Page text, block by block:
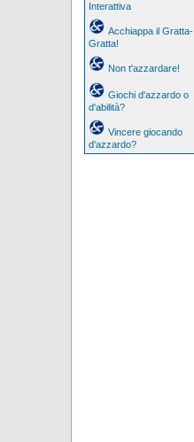
Interattiva
Acchiappa il Gratta-
Gratta!
Non t'azzardare!
Giochi d'azzardo o
d'abilità?
Vincere giocando
d'azzardo?